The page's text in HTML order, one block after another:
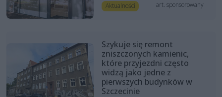
Aktualności art. sponsorowany
Szykuje się remont
zniszczonych kamienic,
które przyjezdni często
widzą jako jedne z
pierwszych budynków w
Szczecinie